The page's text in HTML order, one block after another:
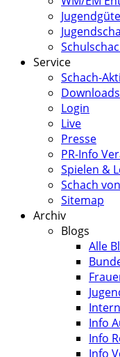
Service
Schach-
Downloads
Login
Live
Presse
PR-Info
Spielen &
Schach
Sitemap
Archiv
Blogs
Alle
Info
Info
Info